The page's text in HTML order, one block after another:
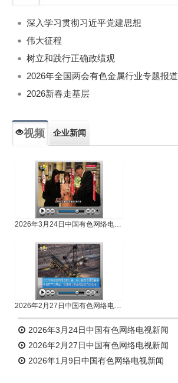
深入学习贯彻习近平党建思想
伟大征程
树立和践行正确政绩观
2026年全国两会有色金属行业专题报道
2026新春走基层
视频 企业新闻
2026年3月24日中国有色网络电视新闻
2026年2月27日中国有色网络电视新闻
2026年3月24日中国有色网络电视新闻
2026年2月27日中国有色网络电视新闻
2026年1月9日中国有色网络电视新闻